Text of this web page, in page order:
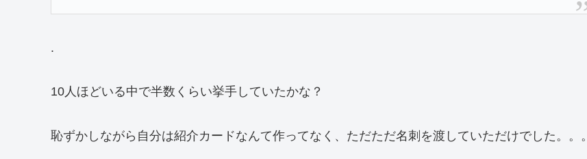
.
10人ほどいる中で半数くらい挙手していたかな？
恥ずかしながら自分は紹介カードなんて作ってなく、ただただ名刺を渡していただけでした。。。